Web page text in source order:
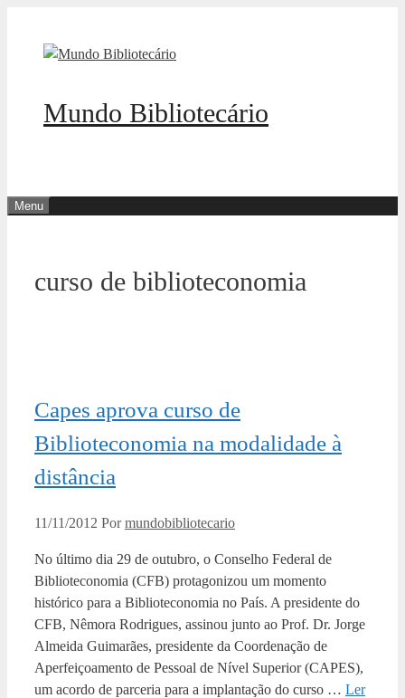
Mundo Bibliotecário
Menu
curso de biblioteconomia
Capes aprova curso de
Biblioteconomia na modalidade à
distância
11/11/2012 Pormundobibliotecario
No último dia 29 de outubro, o Conselho Federal de
Biblioteconomia (CFB) protagonizou um momento
histórico para a Biblioteconomia no País. A presidente do
CFB, Nêmora Rodrigues, assinou junto ao Prof. Dr. Jorge
Almeida Guimarães, presidente da Coordenação de
Aperfeiçoamento de Pessoal de Nível Superior (CAPES),
um acordo de parceria para a implantação do curso … Ler